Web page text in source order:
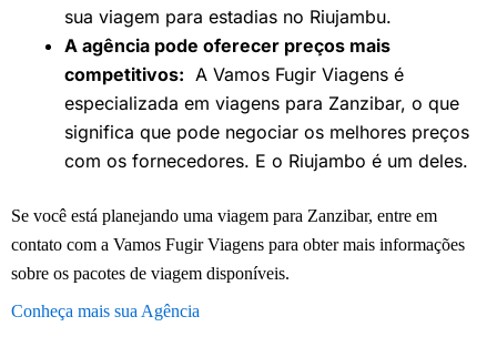
sua viagem para estadias no Riujambu.
A agência pode oferecer preços mais
competitivos: A Vamos Fugir Viagens é
especializada em viagens para Zanzibar, o que
significa que pode negociar os melhores preços
com os fornecedores. E o Riujambo é um deles.
Se você está planejando uma viagem para Zanzibar, entre em
contato com a Vamos Fugir Viagens para obter mais informações
sobre os pacotes de viagem disponíveis.
Conheça mais sua Agência